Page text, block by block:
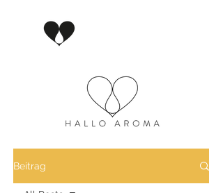
Beitrag